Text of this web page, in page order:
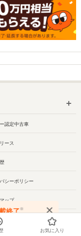
認定中古車
ース
シーポリシー
ップ
情報
終了※
さい
お気に入り